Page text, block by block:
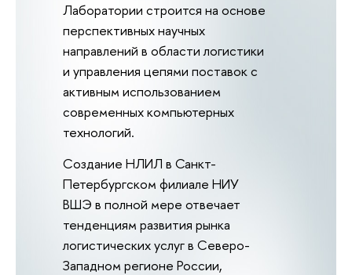
Лаборатории строится на основе
перспективных научных
направлений в области логистики
и управления цепями поставок с
активным использованием
современных компьютерных
технологий.
Создание НЛИЛ в Санкт-
Петербургском филиале НИУ
ВШЭ в полной мере отвечает
тенденциям развития рынка
логистических услуг в Северо-
Западном регионе России,